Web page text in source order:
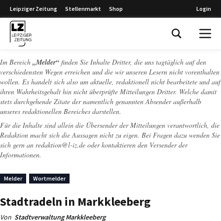
Leipziger Zeitung Stellenmarkt Shop Login
Im Bereich „Melder“ finden Sie Inhalte Dritter, die uns tagtäglich auf den
verschiedensten Wegen erreichen und die wir unseren Lesern nicht vorenthalten
wollen. Es handelt sich also um aktuelle, redaktionell nicht bearbeitete und auf
ihren Wahrheitsgehalt hin nicht überprüfte Mitteilungen Dritter. Welche damit
stets durchgehende Zitate der namentlich genannten Absender außerhalb
unseres redaktionellen Bereiches darstellen.
Für die Inhalte sind allein die Übersender der Mitteilungen verantwortlich, die
Redaktion macht sich die Aussagen nicht zu eigen. Bei Fragen dazu wenden Sie
sich gern an redaktion@l-iz.de oder kontaktieren den Versender der
Informationen.
Melder Wortmelder
Stadtradeln in Markkleeberg
Von Stadtverwaltung Markkleeberg